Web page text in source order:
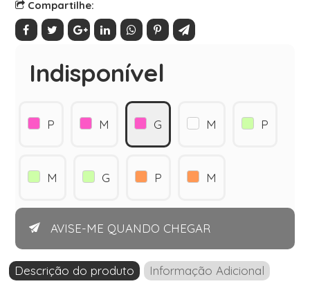
Compartilhe:
Indisponível
P M G M P
M G P M
AVISE-ME QUANDO CHEGAR
Descrição do produto Informação Adicional